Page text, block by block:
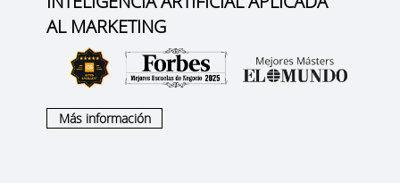
AL MARKETING
Más información